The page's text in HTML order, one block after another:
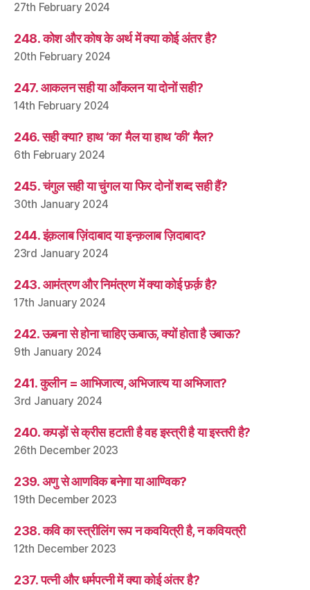
27th February 2024
248. कोश और कोष के अर्थ में क्या कोई अंतर है?
20th February 2024
247. आकलन सही या आँकलन या दोनों सही?
14th February 2024
246. सही क्या? हाथ ‘का’ मैल या हाथ ‘की’ मैल?
6th February 2024
245. चंगुल सही या चुंगल या फिर दोनों शब्द सही हैं?
30th January 2024
244. इंक़लाब ज़िंदाबाद या इन्क़लाब ज़िदाबाद?
23rd January 2024
243. आमंत्रण और निमंत्रण में क्या कोई फ़र्क़ है?
17th January 2024
242. ऊबना से होना चाहिए ऊबाऊ, क्यों होता है उबाऊ?
9th January 2024
241. कुलीन = आभिजात्य, अभिजात्य या अभिजात?
3rd January 2024
240. कपड़ों से क्रीस हटाती है वह इस्त्री है या इस्तरी है?
26th December 2023
239. अणु से आणविक बनेगा या आण्विक?
19th December 2023
238. कवि का स्त्रीलिंग रूप न कवयित्री है, न कवियत्री
12th December 2023
237. पत्नी और धर्मपत्नी में क्या कोई अंतर है?